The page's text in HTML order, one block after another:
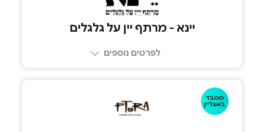
יינא - מרתף יין על גלגלים
לפרטים נוספים
מכובד
באונליין